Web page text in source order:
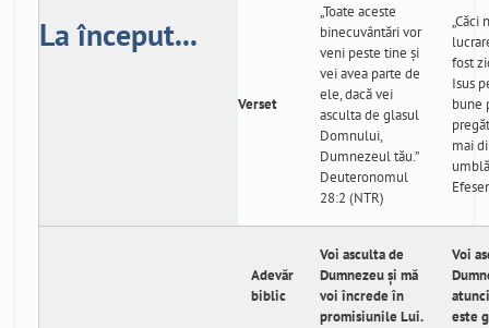
La început...
Verset
„Toate aceste
binecuvântări vor
veni peste tine și
vei avea parte de
ele, dacă vei
asculta de glasul
Domnului,
Dumnezeul tău.”
Deuteronomul
28:2 (NTR)
„Căci
fost
Isus
bune
mai
Adevăr
biblic
Voi asculta de
Dumnezeu și mă
voi încrede în
promisiunile Lui.
Voi
este